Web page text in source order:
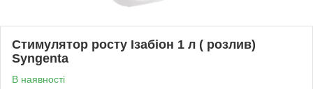
Стимулятор росту Ізабіон 1 л ( розлив)
Syngenta
В наявності